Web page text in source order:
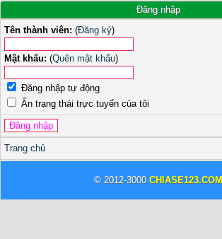
Đăng nhập
Tên thành viên: (Đăng ký)
Mật khẩu: (Quên mật khẩu)
Đăng nhập tự động
Ẩn trạng thái trực tuyến của tôi
Trang chủ
© 2012-3000 CHIASE123.COM